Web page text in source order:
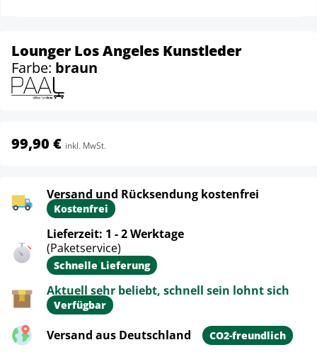
Lounger Los Angeles Kunstleder
Farbe: braun
99,90 € inkl. MwSt.
Versand und Rücksendung kostenfrei
Kostenfrei
Lieferzeit: 1 - 2 Werktage
(Paketservice)
Schnelle Lieferung
Aktuell sehr beliebt, schnell sein lohnt sich
Verfügbar
Versand aus Deutschland CO2-freundlich